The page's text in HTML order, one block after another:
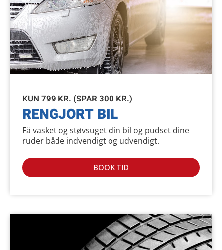
KUN 799 KR. (SPAR 300 KR.)
RENGJORT BIL
Få vasket og støvsuget din bil og pudset dine
ruder både indvendigt og udvendigt.
BOOK TID